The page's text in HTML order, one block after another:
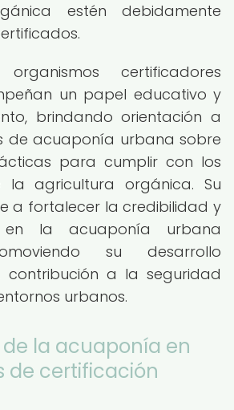
estén debidamente
certificadores
un papel educativo y
brindando orientación a
de acuaponía urbana sobre
para cumplir con los
la agricultura orgánica. Su
a fortalecer la credibilidad y
la acuaponía urbana
su desarrollo
contribución a la seguridad
urbanos.
la acuaponía en
de certificación